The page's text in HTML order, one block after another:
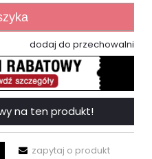
dodaj do przechowalni
na ten produkt!
zapytaj o produkt